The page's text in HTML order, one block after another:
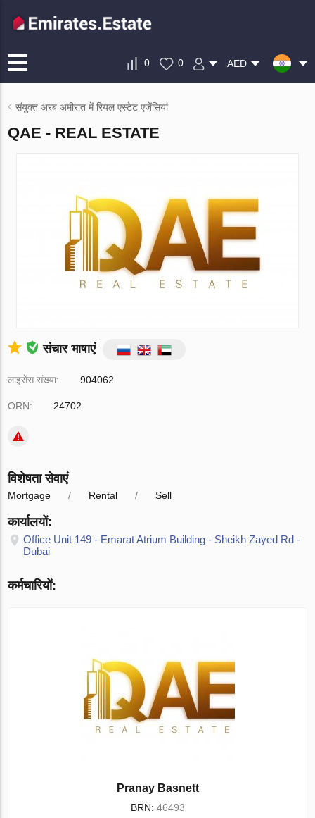
0 0 AED
संयुक्त अरब अमीरात में रियल एस्टेट एजेंसियां
QAE - REAL ESTATE
संचार भाषाएं
लाइसेंस संख्या: 904062
ORN: 24702
विशेषता सेवाएं
Mortgage Rental Sell
कार्यालयों:
Office Unit 149 - Emarat Atrium Building - Sheikh Zayed Rd -
Dubai
कर्मचारियों:
Pranay Basnett
BRN: 46493